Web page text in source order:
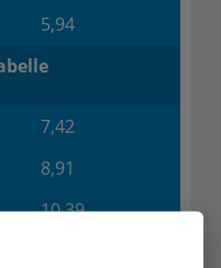
5,94
7,42
8,91
10,39